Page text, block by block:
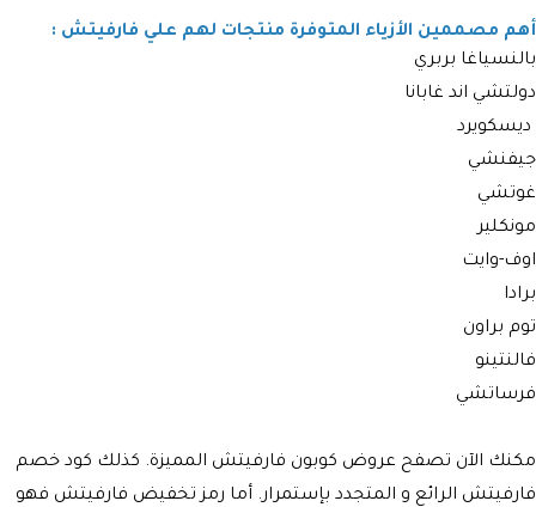
أهم مصممين الأزياء المتوفرة منتجات لهم علي فارفيتش :
بالنسياغا بربري
دولتشي اند غابانا
ديسكويرد
جيفنشي
غوتشي
مونكلير
اوف-وايت
برادا
توم براون
فالنتينو
فرساتشي
مكنك الآن تصفح عروض كوبون فارفيتش المميزة. كذلك كود خصم
فارفيتش الرائع و المتجدد بإستمرار. أما رمز تخفيض فارفيتش فهو